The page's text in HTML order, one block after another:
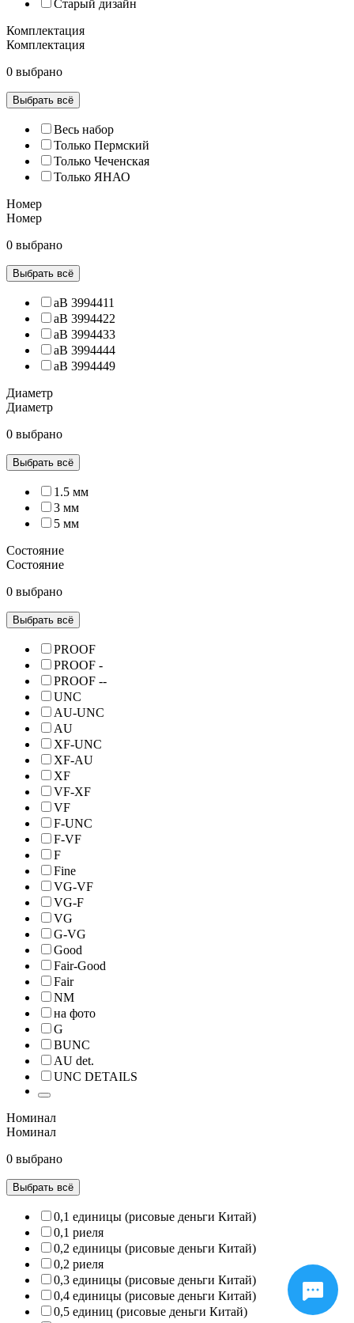
Старый дизайн
Комплектация
Комплектация
0 выбрано
Выбрать всё
Весь набор
Только Пермский
Только Чеченская
Только ЯНАО
Номер
Номер
0 выбрано
Выбрать всё
аВ 3994411
аВ 3994422
аВ 3994433
аВ 3994444
аВ 3994449
Диаметр
Диаметр
0 выбрано
Выбрать всё
1.5 мм
3 мм
5 мм
Состояние
Состояние
0 выбрано
Выбрать всё
PROOF
PROOF -
PROOF --
UNC
AU-UNC
AU
XF-UNC
XF-AU
XF
VF-XF
VF
F-UNC
F-VF
F
Fine
VG-VF
VG-F
VG
G-VG
Good
Fair-Good
Fair
NM
на фото
G
BUNC
AU det.
UNC DETAILS
Номинал
Номинал
0 выбрано
Выбрать всё
0,1 единицы (рисовые деньги Китай)
0,1 риеля
0,2 единицы (рисовые деньги Китай)
0,2 риеля
0,3 единицы (рисовые деньги Китай)
0,4 единицы (рисовые деньги Китай)
0,5 единиц (рисовые деньги Китай)